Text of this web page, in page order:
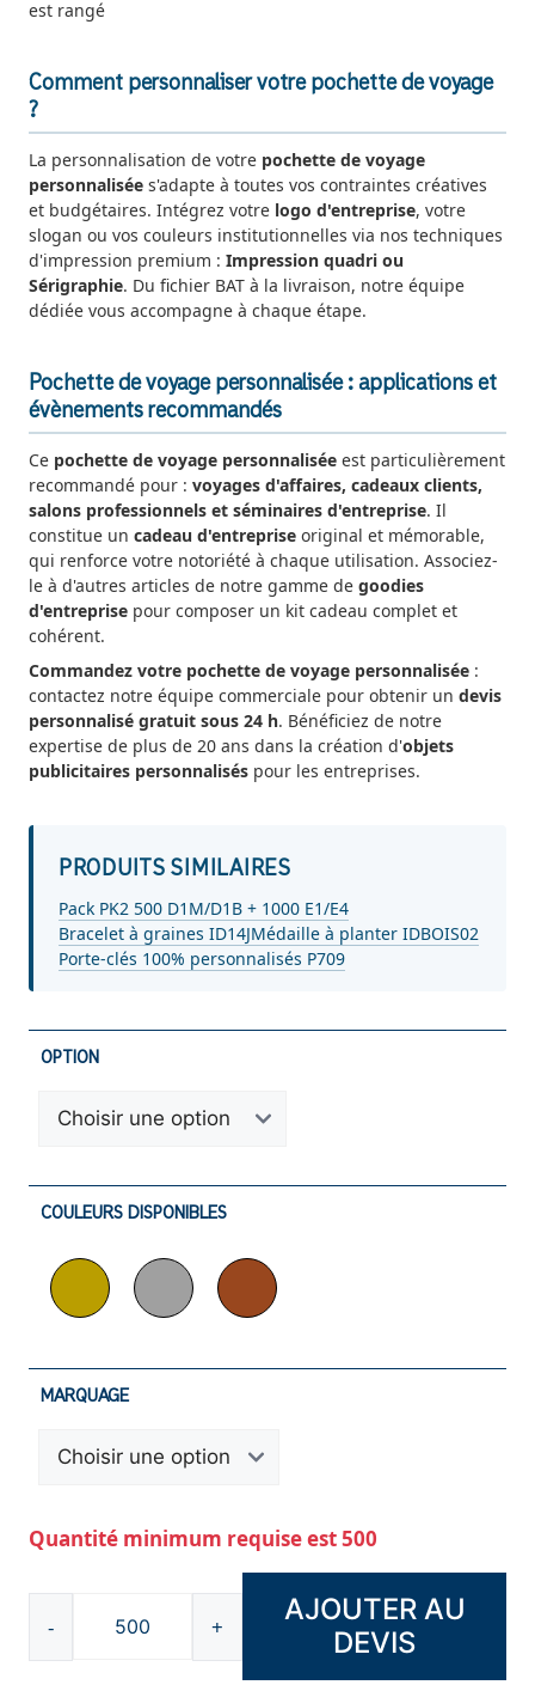
est rangé
Comment personnaliser votre pochette de voyage
?
La personnalisation de votre pochette de voyage
personnalisée s'adapte à toutes vos contraintes créatives
et budgétaires. Intégrez votre logo d'entreprise, votre
slogan ou vos couleurs institutionnelles via nos techniques
d'impression premium : Impression quadri ou
Sérigraphie. Du fichier BAT à la livraison, notre équipe
dédiée vous accompagne à chaque étape.
Pochette de voyage personnalisée : applications et
évènements recommandés
Ce pochette de voyage personnalisée est particulièrement
recommandé pour : voyages d'affaires, cadeaux clients,
salons professionnels et séminaires d'entreprise. Il
constitue un cadeau d'entreprise original et mémorable,
qui renforce votre notoriété à chaque utilisation. Associez-
le à d'autres articles de notre gamme de goodies
d'entreprise pour composer un kit cadeau complet et
cohérent.
Commandez votre pochette de voyage personnalisée :
contactez notre équipe commerciale pour obtenir un devis
personnalisé gratuit sous 24 h. Bénéficiez de notre
expertise de plus de 20 ans dans la création d'objets
publicitaires personnalisés pour les entreprises.
PRODUITS SIMILAIRES
Pack PK2 500 D1M/D1B + 1000 E1/E4
Bracelet à graines ID14JMédaille à planter IDBOIS02
Porte-clés 100% personnalisés P709
OPTION
COULEURS DISPONIBLES
MARQUAGE
Quantité minimum requise est 500
-
quantité
de
+
AJOUTER AU
DEVIS